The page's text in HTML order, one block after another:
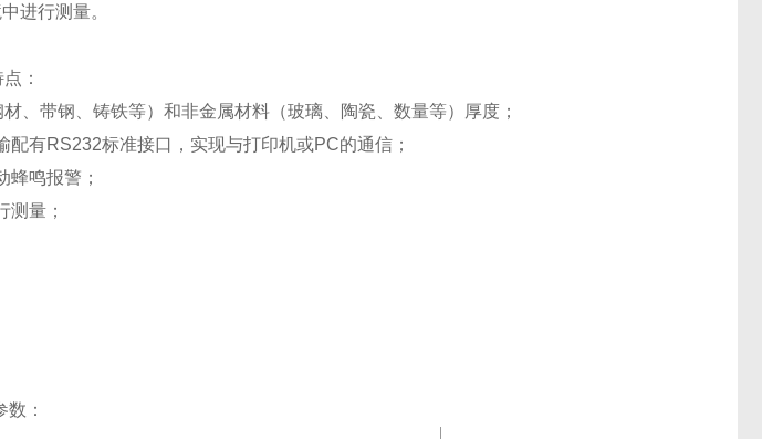
进行测量。
：
、带钢、铸铁等）和非金属材料（玻璃、陶瓷、数量等）厚度；
有RS232标准接口，实现与打印机或PC的通信；
蜂鸣报警；
测量；
数：